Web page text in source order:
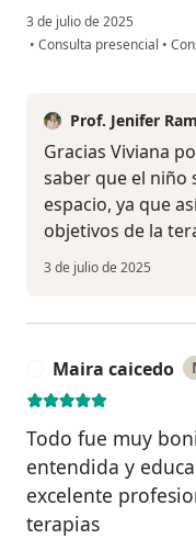
3 de julio de 2025
• Consulta presencial •
Prof. Jenifer
Gracias Viviana
saber que el niño
espacio, ya que
objetivos de la
3 de julio de 2025
Maira caicedo
Todo fue muy
entendida y
excelente
terapias